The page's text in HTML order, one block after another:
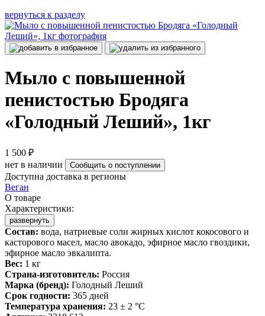
вернуться к разделу
Мыло с повышенной
пенистостью Бродяга
«Голодный Леший», 1кг
1 500 ₽
нет в наличии
Сообщить о поступлении
Доступна доставка в регионы
Веган
О товаре
Характеристики:
развернуть
Состав: вода, натриевые соли жирных кислот кокосового и
касторового масел, масло авокадо, эфирное масло гвоздики,
эфирное масло эвкалипта.
Вес: 1 кг
Страна-изготовитель: Россия
Марка (бренд): Голодный Леший
Срок годности: 365 дней
Температура хранения: 23 ± 2 °C